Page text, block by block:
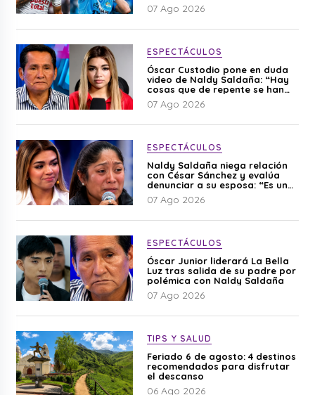
07 Ago 2026
ESPECTÁCULOS
Óscar Custodio pone en duda
video de Naldy Saldaña: “Hay
cosas que de repente se han
editado”
07 Ago 2026
ESPECTÁCULOS
Naldy Saldaña niega relación
con César Sánchez y evalúa
denunciar a su esposa: “Es una
difamación”
07 Ago 2026
ESPECTÁCULOS
Óscar Junior liderará La Bella
Luz tras salida de su padre por
polémica con Naldy Saldaña
07 Ago 2026
TIPS Y SALUD
Feriado 6 de agosto: 4 destinos
recomendados para disfrutar
el descanso
06 Ago 2026